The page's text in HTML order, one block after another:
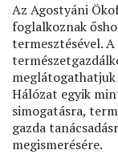
Az Agostyáni
foglalkoznak
termesztésével.
meglátogathatjuk
Hálózat egyik
simogatásra,
gazda
megismerésére.